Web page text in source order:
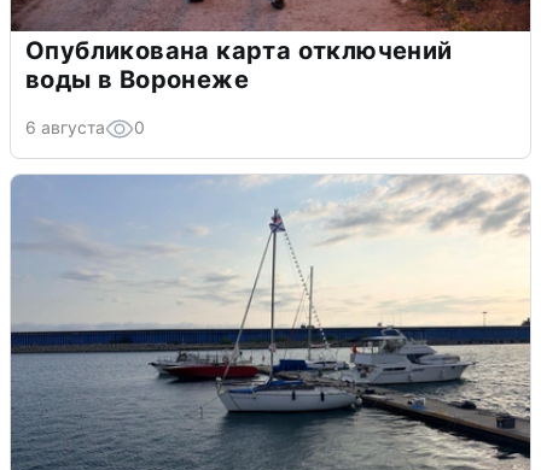
Опубликована карта отключений
воды в Воронеже
6 августа 0